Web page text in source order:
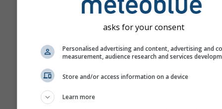
Zoom pentru
Afișează ajutor
asks for your consent
Personalised advertising and content, advertising and
measurement, audience research and services
Store and/or access information on a device
Learn more